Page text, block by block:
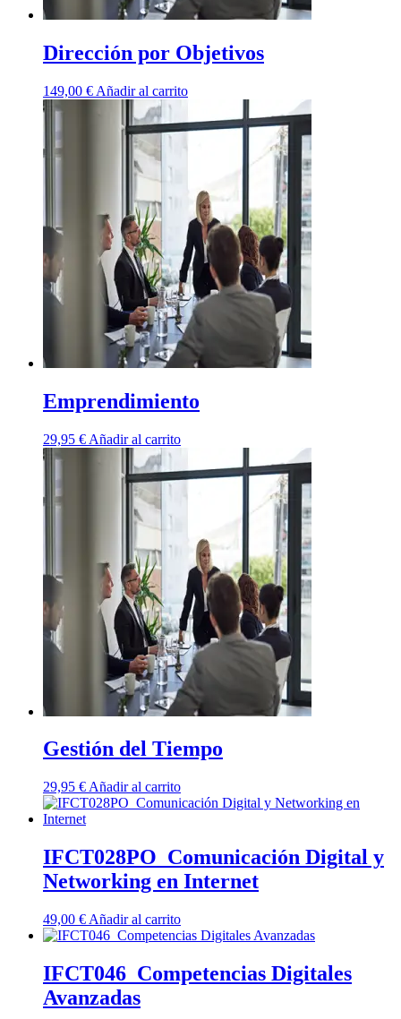
Dirección por Objetivos
149,00 € Añadir al carrito
Emprendimiento
29,95 € Añadir al carrito
Gestión del Tiempo
29,95 € Añadir al carrito
IFCT028PO_Comunicación Digital y
Networking en Internet
49,00 € Añadir al carrito
IFCT046_Competencias Digitales
Avanzadas